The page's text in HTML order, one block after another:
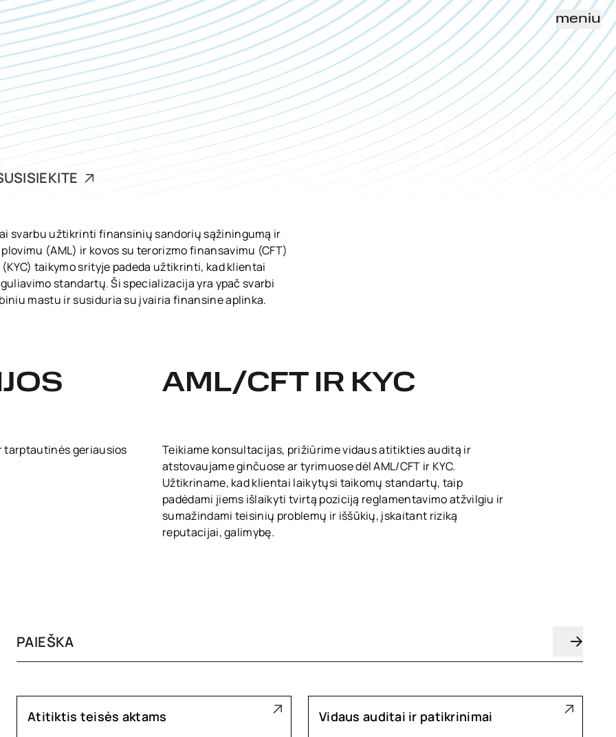
meniu
svarbu užtikrinti finansinių sandorių sąžiningumą ir
(AML) ir kovos su terorizmo finansavimu (CFT)
taikymo srityje padeda užtikrinti, kad klientai
standartų. Ši specializacija yra ypač svarbi
mastu ir susiduria su įvairia finansine aplinka.
AML/CFT IR KYC
tarptautinės geriausios
Teikiame konsultacijas, prižiūrime vidaus atitikties auditą ir
atstovaujame ginčuose ar tyrimuose dėl AML/CFT ir KYC.
Užtikriname, kad klientai laikytųsi taikomų standartų, taip
padėdami jiems išlaikyti tvirtą poziciją reglamentavimo atžvilgiu ir
sumažindami teisinių problemų ir iššūkių, įskaitant riziką
reputacijai, galimybę.
Atitiktis teisės aktams Vidaus auditai ir patikrinimai